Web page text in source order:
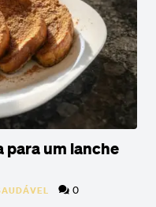
para um lanche
0